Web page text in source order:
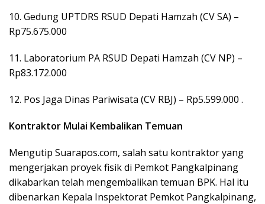
10. Gedung UPTDRS RSUD Depati Hamzah (CV SA) –
Rp75.675.000
11. Laboratorium PA RSUD Depati Hamzah (CV NP) –
Rp83.172.000
12. Pos Jaga Dinas Pariwisata (CV RBJ) – Rp5.599.000 .
Kontraktor Mulai Kembalikan Temuan
Mengutip Suarapos.com, salah satu kontraktor yang
mengerjakan proyek fisik di Pemkot Pangkalpinang
dikabarkan telah mengembalikan temuan BPK. Hal itu
dibenarkan Kepala Inspektorat Pemkot Pangkalpinang,